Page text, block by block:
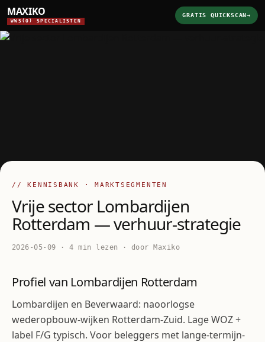
MAXIKO
WWS(O) SPECIALISTEN
GRATIS QUICKSCAN→
// KENNISBANK · MARKTSEGMENTEN
Vrije sector Lombardijen
Rotterdam — verhuur-strategie
2026-05-09 · 4 min lezen · door Maxiko
Profiel van Lombardijen Rotterdam
Lombardijen en Beverwaard: naoorlogse
wederopbouw-wijken Rotterdam-Zuid. Lage WOZ +
label F/G typisch. Voor beleggers met lange-termijn-